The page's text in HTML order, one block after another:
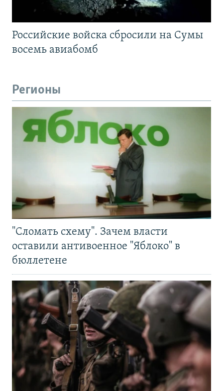
Российские войска сбросили на Сумы
восемь авиабомб
Регионы
"Сломать схему". Зачем власти
оставили антивоенное "Яблоко" в
бюллетене